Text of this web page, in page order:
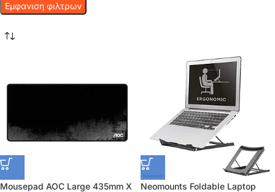
Εμφανιση φιλτρων
Mousepad AOC Large 435mm X
Neomounts Foldable Laptop